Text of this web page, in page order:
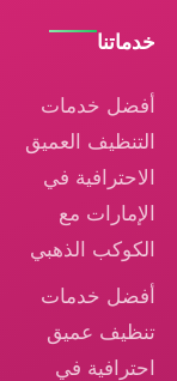
خدماتنا
أفضل خدمات
التنظيف العميق
الاحترافية في
الإمارات مع
الكوكب الذهبي
أفضل خدمات
تنظيف عميق
احترافية في